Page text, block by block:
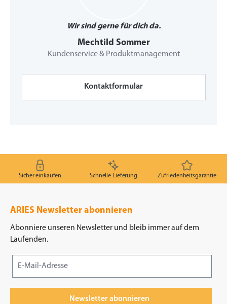
Wir sind gerne für dich da.
Mechtild Sommer
Kundenservice & Produktmanagement
Kontaktformular
Sicher einkaufen Schnelle Lieferung Zufriedenheitsgarantie
ARIES Newsletter abonnieren
Abonniere unseren Newsletter und bleib immer auf dem
Laufenden.
Newsletter abonnieren